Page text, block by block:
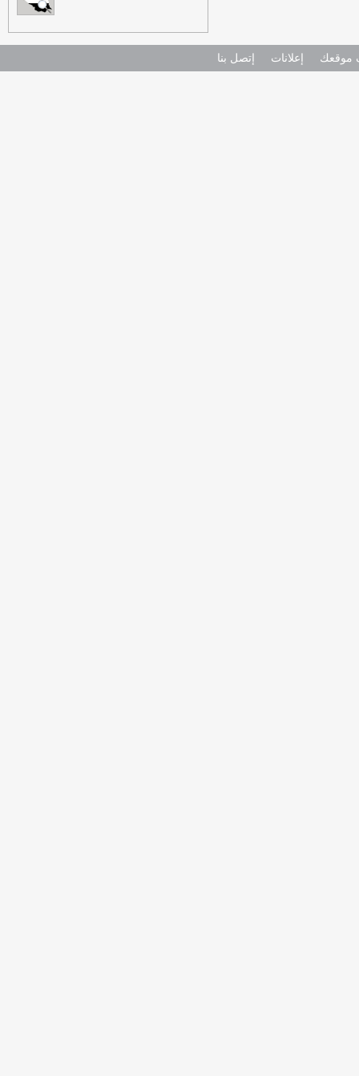
موقعك إعلانات إتصل بنا